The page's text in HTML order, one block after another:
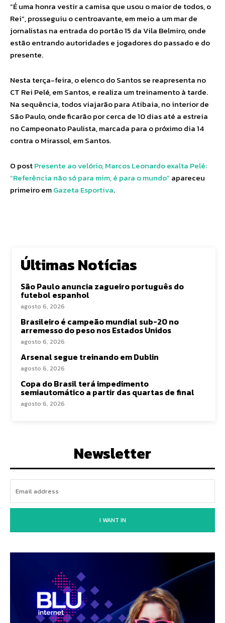
“É uma honra vestir a camisa que usou o maior de todos, o
Rei”, prosseguiu o centroavante, em meio a um mar de
jornalistas na entrada do portão 15 da Vila Belmiro, onde
estão entrando autoridades e jogadores do passado e do
presente.
Nesta terça-feira, o elenco do Santos se reapresenta no
CT Rei Pelé, em Santos, e realiza um treinamento à tarde.
Na sequência, todos viajarão para Atibaia, no interior de
São Paulo, onde ficarão por cerca de 10 dias até a estreia
no Campeonato Paulista, marcada para o próximo dia 14
contra o Mirassol, em Santos.
O postPresente ao velório, Marcos Leonardo exalta Pelé:
“Referência não só para mim, é para o mundo” apareceu
primeiro emGazeta Esportiva.
Últimas Notícias
São Paulo anuncia zagueiro português do
futebol espanhol
agosto 6, 2026
Brasileiro é campeão mundial sub-20 no
arremesso do peso nos Estados Unidos
agosto 6, 2026
Arsenal segue treinando em Dublin
agosto 6, 2026
Copa do Brasil terá impedimento
semiautomático a partir das quartas de final
agosto 6, 2026
Newsletter
I WANT IN